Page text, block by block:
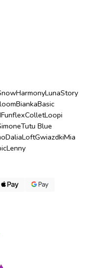
HarmonyLunaStory
BiankaBasic
FunflexColletLoopi
Tutu Blue
DaliaLoftGwiazdkiMia
Lenny